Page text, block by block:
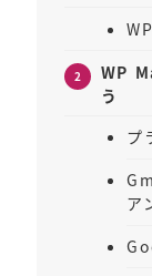
WP
う
プ
ア